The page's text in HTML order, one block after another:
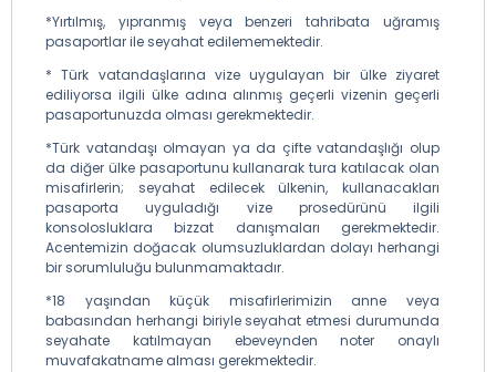
*Yırtılmış, yıpranmış veya benzeri tahribata uğramış
pasaportlar ile seyahat edilememektedir.
* Türk vatandaşlarına vize uygulayan bir ülke ziyaret
ediliyorsa ilgili ülke adına alınmış geçerli vizenin geçerli
pasaportunuzda olması gerekmektedir.
*Türk vatandaşı olmayan ya da çifte vatandaşlığı olup
da diğer ülke pasaportunu kullanarak tura katılacak olan
misafirlerin; seyahat edilecek ülkenin, kullanacakları
pasaporta uyguladığı vize prosedürünü ilgili
konsolosluklara bizzat danışmaları gerekmektedir.
Acentemizin doğacak olumsuzluklardan dolayı herhangi
bir sorumluluğu bulunmamaktadır.
*18 yaşından küçük misafirlerimizin anne veya
babasından herhangi biriyle seyahat etmesi durumunda
seyahate katılmayan ebeveynden noter onaylı
muvafakatname alması gerekmektedir.